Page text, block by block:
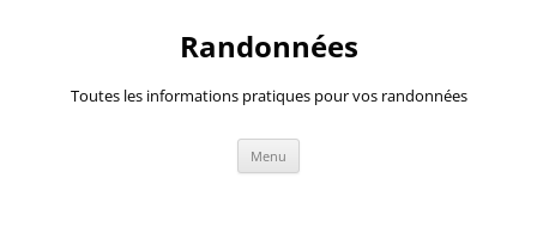
Randonnées
Toutes les informations pratiques pour vos randonnées
Menu